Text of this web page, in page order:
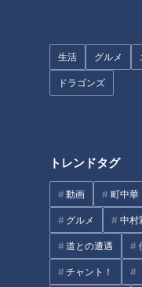
生活 グルメ
ドラゴンズ
トレンドタグ
動画 町中華
グルメ 中村
道との遭遇
チャント！
https://
-----------
#みてちょてれび
ナ #永岡アナ
【関連リンク】
🎤「CBCアナウンサー
https://hicbc.com/
🎤「CBCアナウンサー
https://twitter.com/